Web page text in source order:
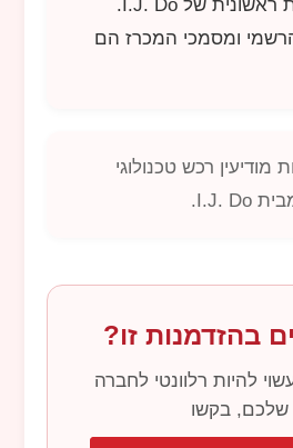
ראשונית שלI.J. Do
.
ומסמכי המכרז הם
רכש טכנולוגי
I.J. Do
.
בהזדמנות זו?
להיות רלוונטי לחברה
שלכם, בקשו